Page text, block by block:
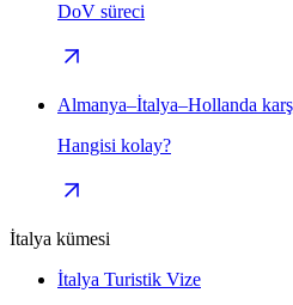
DoV süreci
Almanya–İtalya–Hollanda
Hangisi kolay?
İtalya kümesi
İtalya Turistik Vize